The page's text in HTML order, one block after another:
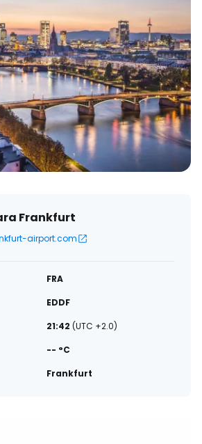
Frankfurt
airport.com
FRA
EDDF
21:42 (UTC +2.0)
-- °C
Frankfurt